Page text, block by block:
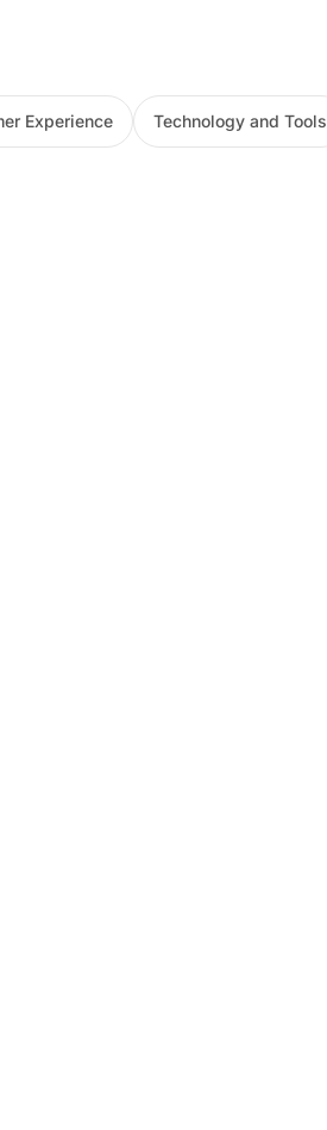
Experience Technology and Tools